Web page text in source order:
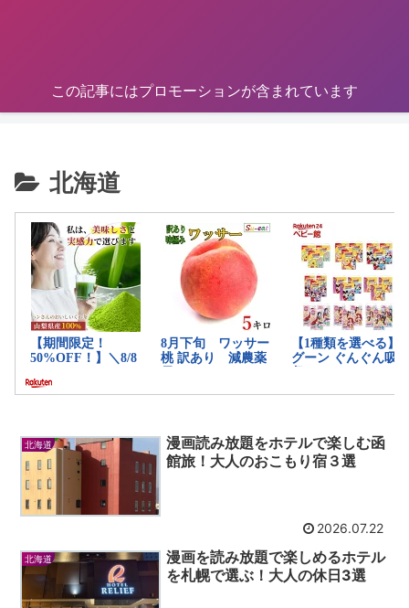
この記事にはプロモーションが含まれています
北海道
北海道
漫画読み放題をホテルで楽しむ函
館旅！大人のおこもり宿３選
2026.07.22
北海道
漫画を読み放題で楽しめるホテル
を札幌で選ぶ！大人の休日3選